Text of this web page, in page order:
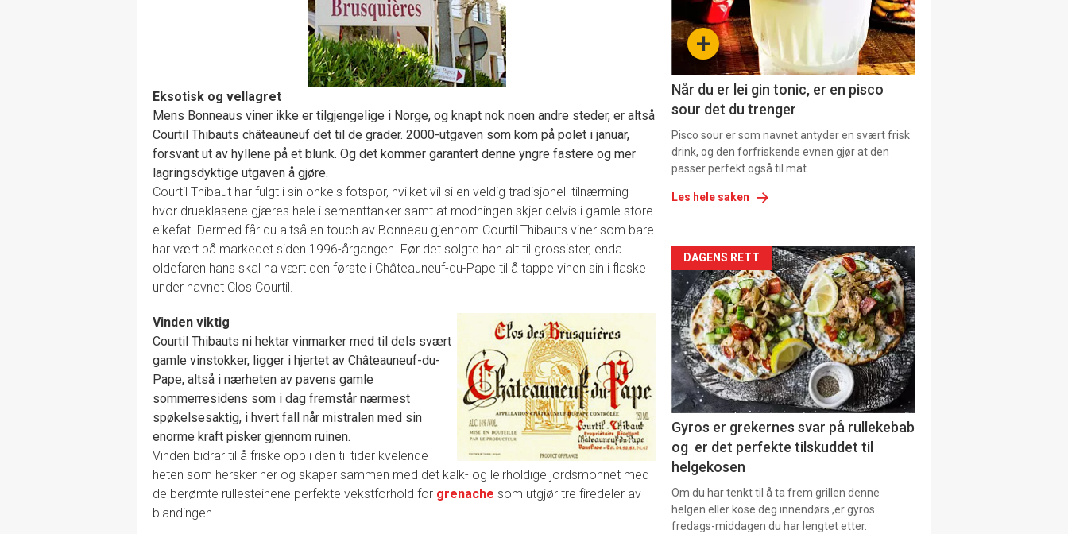
Eksotisk og vellagret
Mens Bonneaus viner ikke er tilgjengelige i Norge, og knapt nok noen andre steder, er altså
Courtil Thibauts châteauneuf det til de grader. 2000-utgaven som kom på polet i januar,
forsvant ut av hyllene på et blunk. Og det kommer garantert denne yngre fastere og mer
lagringsdyktige utgaven å gjøre.
Courtil Thibaut har fulgt i sin onkels fotspor, hvilket vil si en veldig tradisjonell tilnærming
hvor drueklasene gjæres hele i sementtanker samt at modningen skjer delvis i gamle store
eikefat. Dermed får du altså en touch av Bonneau gjennom Courtil Thibauts viner som bare
har vært på markedet siden 1996-årgangen. Før det solgte han alt til grossister, enda
oldefaren hans skal ha vært den første i Châteauneuf-du-Pape til å tappe vinen sin i flaske
under navnet Clos Courtil.
Vinden viktig
Courtil Thibauts ni hektar vinmarker med til dels svært
gamle vinstokker, ligger i hjertet av Châteauneuf-du-
Pape, altså i nærheten av pavens gamle
sommerresidens som i dag fremstår nærmest
spøkelsesaktig, i hvert fall når mistralen med sin
enorme kraft pisker gjennom ruinen.
Vinden bidrar til å friske opp i den til tider kvelende
heten som hersker her og skaper sammen med det kalk- og leirholdige jordsmonnet med
de berømte rullesteinene perfekte vekstforhold for grenache som utgjør tre firedeler av
blandingen.
section
11
Dagens
rett
+
Når du er lei gin tonic, er en pisco
sour det du trenger
Pisco sour er som navnet antyder en svært frisk
drink, og den forfriskende evnen gjør at den
passer perfekt også til mat.
Les hele saken
Artikler
detail
-
section
11
Dagens
rett
2
DAGENS RETT
Gyros er grekernes svar på rullekebab
og er det perfekte tilskuddet til
helgekosen
Om du har tenkt til å ta frem grillen denne
helgen eller kose deg innendørs ,er gyros
fredags-middagen du har lengtet etter.